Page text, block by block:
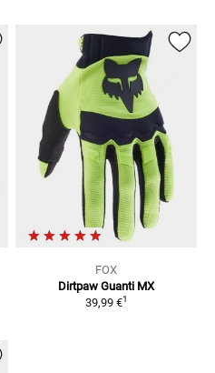
FOX
Dirtpaw Guanti MX
39,99 €1